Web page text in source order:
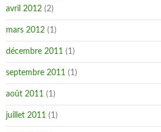
avril 2012 (2)
mars 2012 (1)
décembre 2011 (1)
septembre 2011 (1)
août 2011 (1)
juillet 2011 (1)